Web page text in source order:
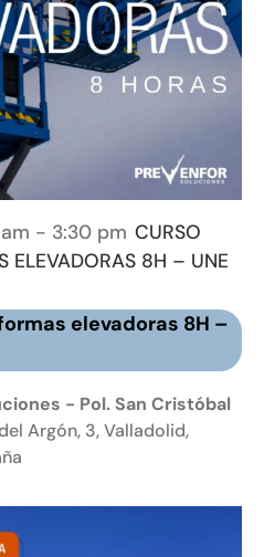
- 3:30 pm CURSO
ELEVADORAS 8H – UNE
elevadoras 8H –
- Pol. San Cristóbal
Argón, 3, Valladolid,